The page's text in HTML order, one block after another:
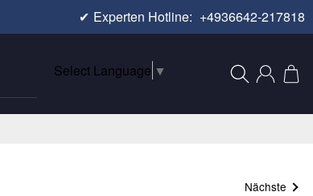
✔ Experten Hotline: +4936642-217818
Select Language ▼
Nächste